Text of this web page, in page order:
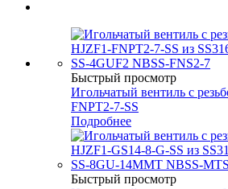
Быстрый просмотр
Игольчатый вентиль с
FNPT2-7-SS
Подробнее
Быстрый просмотр